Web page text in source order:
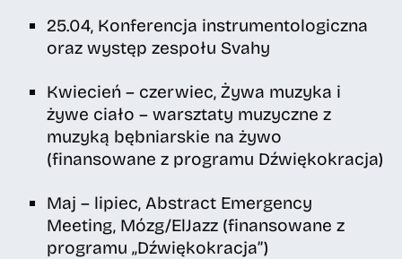
25.04, Konferencja instrumentologiczna
oraz występ zespołu Svahy
Kwiecień – czerwiec, Żywa muzyka i
żywe ciało – warsztaty muzyczne z
muzyką bębniarskie na żywo
(finansowane z programu Dźwiękokracja)
Maj – lipiec, Abstract Emergency
Meeting, Mózg/ElJazz (finansowane z
programu „Dźwiękokracja”)